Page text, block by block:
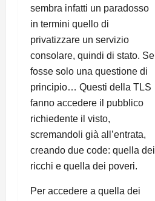
sembra infatti un paradosso
in termini quello di
privatizzare un servizio
consolare, quindi di stato. Se
fosse solo una questione di
principio… Questi della TLS
fanno accedere il pubblico
richiedente il visto,
scremandoli già all’entrata,
creando due code: quella dei
ricchi e quella dei poveri.
Per accedere a quella dei